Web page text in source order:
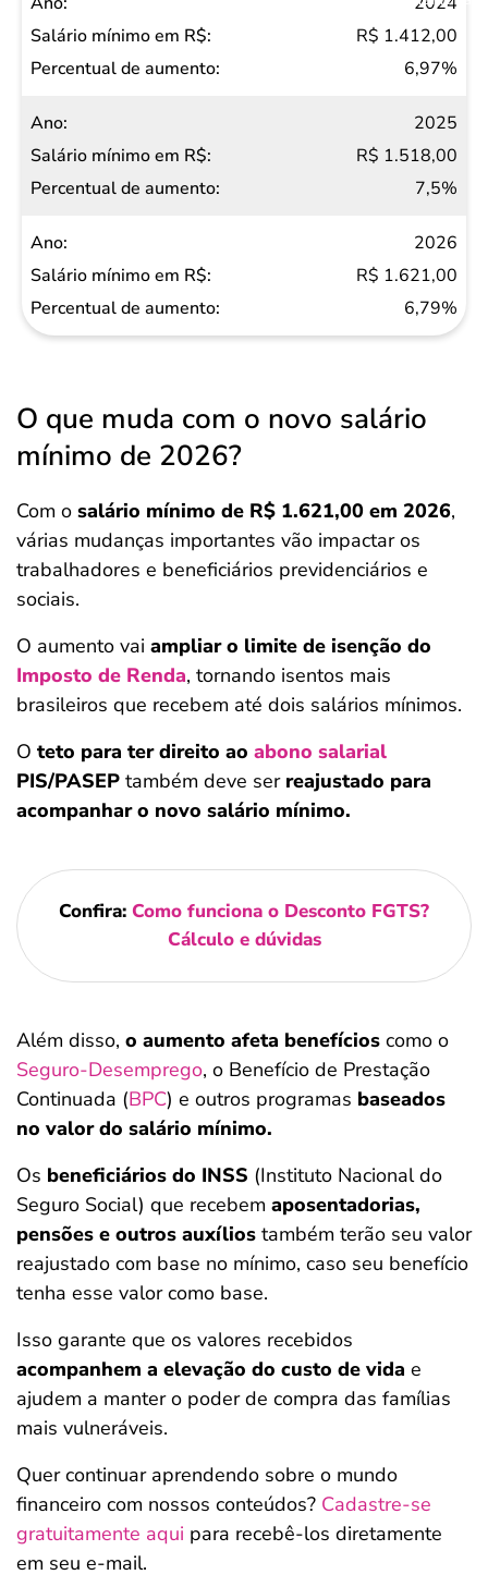
R$ 1.412,00
6,97%
2025
R$ 1.518,00
7,5%
2026
R$ 1.621,00
6,79%
O que muda com o novo salário
mínimo de 2026?
Com o salário mínimo de R$ 1.621,00 em 2026,
várias mudanças importantes vão impactar os
trabalhadores e beneficiários previdenciários e
sociais.
O aumento vai ampliar o limite de isenção do
Imposto de Renda, tornando isentos mais
brasileiros que recebem até dois salários mínimos.
O teto para ter direito ao abono salarial
PIS/PASEP também deve ser reajustado para
acompanhar o novo salário mínimo.
Confira: Como funciona o Desconto FGTS?
Cálculo e dúvidas
Além disso, o aumento afeta benefícios como o
Seguro-Desemprego, o Benefício de Prestação
Continuada (BPC) e outros programas baseados
no valor do salário mínimo.
Os beneficiários do INSS (Instituto Nacional do
Seguro Social) que recebem aposentadorias,
pensões e outros auxílios também terão seu valor
reajustado com base no mínimo, caso seu benefício
tenha esse valor como base.
Isso garante que os valores recebidos
acompanhem a elevação do custo de vida e
ajudem a manter o poder de compra das famílias
mais vulneráveis.
Quer continuar aprendendo sobre o mundo
financeiro com nossos conteúdos? Cadastre-se
gratuitamente aqui para recebê-los diretamente
em seu e-mail.